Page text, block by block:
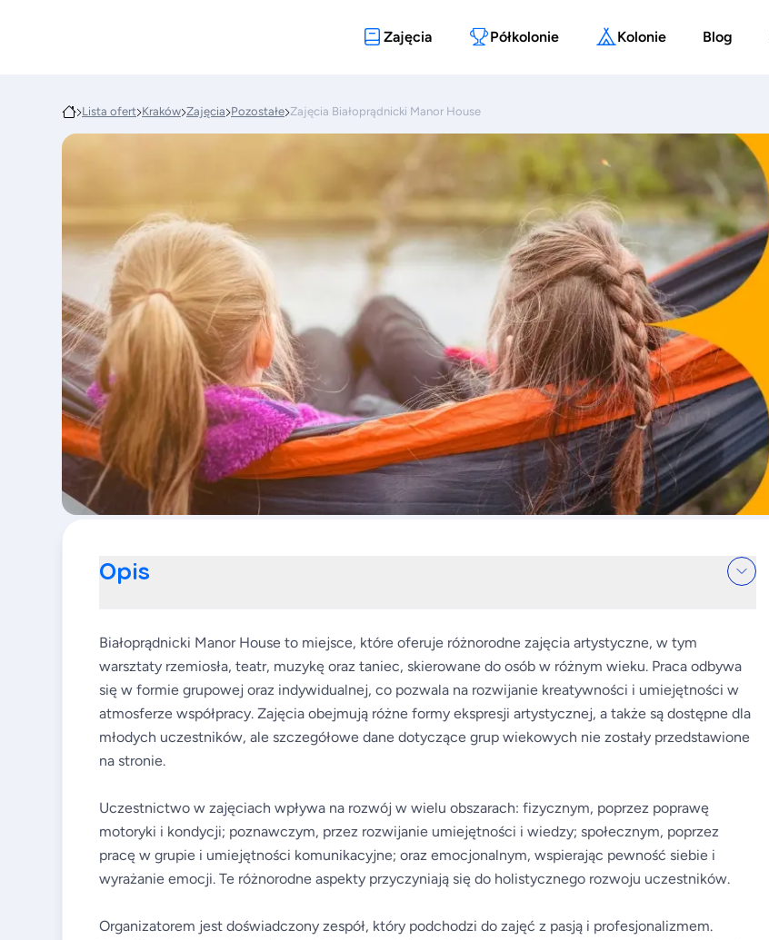
Zajęcia Półkolonie Kolonie Blog
Lista ofert Kraków Zajęcia Pozostałe Zajęcia Białoprądnicki Manor House
Opis
Białoprądnicki Manor House to miejsce, które oferuje różnorodne zajęcia artystyczne, w tym
warsztaty rzemiosła, teatr, muzykę oraz taniec, skierowane do osób w różnym wieku. Praca odbywa
się w formie grupowej oraz indywidualnej, co pozwala na rozwijanie kreatywności i umiejętności w
atmosferze współpracy. Zajęcia obejmują różne formy ekspresji artystycznej, a także są dostępne dla
młodych uczestników, ale szczegółowe dane dotyczące grup wiekowych nie zostały przedstawione
na stronie.
Uczestnictwo w zajęciach wpływa na rozwój w wielu obszarach: fizycznym, poprzez poprawę
motoryki i kondycji; poznawczym, przez rozwijanie umiejętności i wiedzy; społecznym, poprzez
pracę w grupie i umiejętności komunikacyjne; oraz emocjonalnym, wspierając pewność siebie i
wyrażanie emocji. Te różnorodne aspekty przyczyniają się do holistycznego rozwoju uczestników.
Organizatorem jest doświadczony zespół, który podchodzi do zajęć z pasją i profesjonalizmem.